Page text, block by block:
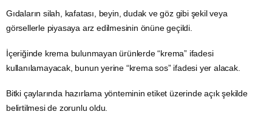
Gıdaların silah, kafatası, beyin, dudak vegözgibi şekil veya
görsellerle piyasaya arz edilmesinin önüne geçildi.
İçeriğinde krema bulunmayan ürünlerde “krema” ifadesi
kullanılamayacak, bunun yerine “krema sos” ifadesi yer alacak.
Bitki çaylarında hazırlama yönteminin etiket üzerinde açık şekilde
belirtilmesi de zorunlu oldu.